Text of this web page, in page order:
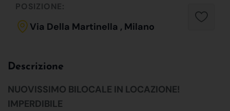
POSIZIONE:
Via Della Martinella , Milano
Descrizione
NUOVISSIMO BILOCALE IN LOCAZIONE!
IMPERDIBILE